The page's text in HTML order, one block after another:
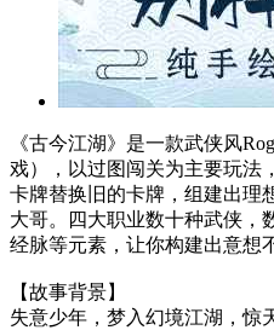
《古今江湖》是一款武侠风
戏），以过图闯关为主要玩法
卡牌替换旧的卡牌，组建出理
大哥。四大职业数十种武侠，
经脉等元素，让你构建出意想
【故事背景】
失意少年，梦入幻境江湖，惊